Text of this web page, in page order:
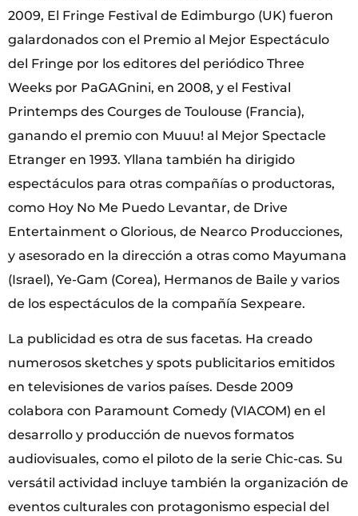
2009, El Fringe Festival de Edimburgo (UK) fueron
galardonados con el Premio al Mejor Espectáculo
del Fringe por los editores del periódico Three
Weeks por PaGAGnini, en 2008, y el Festival
Printemps des Courges de Toulouse (Francia),
ganando el premio con Muuu! al Mejor Spectacle
Etranger en 1993. Yllana también ha dirigido
espectáculos para otras compañías o productoras,
como Hoy No Me Puedo Levantar, de Drive
Entertainment o Glorious, de Nearco Producciones,
y asesorado en la dirección a otras como Mayumana
(Israel), Ye-Gam (Corea), Hermanos de Baile y varios
de los espectáculos de la compañía Sexpeare.
La publicidad es otra de sus facetas. Ha creado
numerosos sketches y spots publicitarios emitidos
en televisiones de varios países. Desde 2009
colabora con Paramount Comedy (VIACOM) en el
desarrollo y producción de nuevos formatos
audiovisuales, como el piloto de la serie Chic-cas. Su
versátil actividad incluye también la organización de
eventos culturales con protagonismo especial del